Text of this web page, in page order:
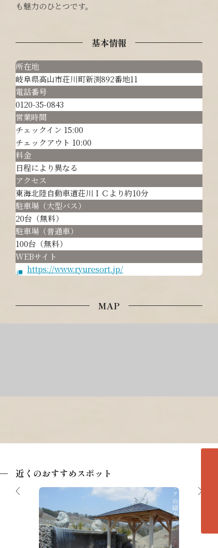
も魅力のひとつです。
基本情報
所在地
岐阜県高山市荘川町新渕892番地11
電話番号
0120-35-0843
営業時間
チェックイン 15:00
チェックアウト 10:00
料金
日程により異なる
アクセス
東海北陸自動車道荘川ＩＣより約10分
駐車場（大型バス）
20台（無料）
駐車場（普通車）
100台（無料）
WEBサイト
https://www.ryuresort.jp/
MAP
近くのおすすめスポット
ひだ荘川温泉 桜香の湯
各エリアの紹介へ